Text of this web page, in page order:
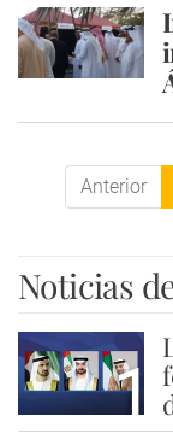
Anterior
Noticias
1